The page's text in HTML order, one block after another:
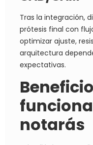
Tras la integración,
prótesis final con
optimizar ajuste,
arquitectura
expectativas.
notarás